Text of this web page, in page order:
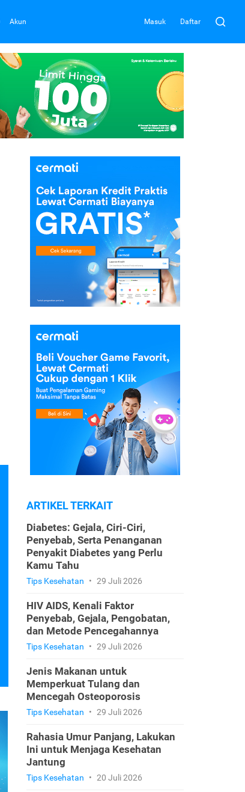
Akun Masuk Daftar
ARTIKEL TERKAIT
Diabetes: Gejala, Ciri-Ciri,
Penyebab, Serta Penanganan
Penyakit Diabetes yang Perlu
Kamu Tahu
Tips Kesehatan • 29 Juli 2026
HIV AIDS, Kenali Faktor
Penyebab, Gejala, Pengobatan,
dan Metode Pencegahannya
Tips Kesehatan • 29 Juli 2026
Jenis Makanan untuk
Memperkuat Tulang dan
Mencegah Osteoporosis
Tips Kesehatan • 29 Juli 2026
Rahasia Umur Panjang, Lakukan
Ini untuk Menjaga Kesehatan
Jantung
Tips Kesehatan • 20 Juli 2026